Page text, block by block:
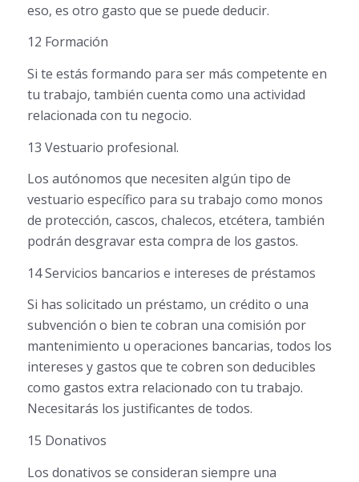
eso, es otro gasto que se puede deducir.
12 Formación
Si te estás formando para ser más competente en
tu trabajo, también cuenta como una actividad
relacionada con tu negocio.
13 Vestuario profesional.
Los autónomos que necesiten algún tipo de
vestuario específico para su trabajo como monos
de protección, cascos, chalecos, etcétera, también
podrán desgravar esta compra de los gastos.
14 Servicios bancarios e intereses de préstamos
Si has solicitado un préstamo, un crédito o una
subvención o bien te cobran una comisión por
mantenimiento u operaciones bancarias, todos los
intereses y gastos que te cobren son deducibles
como gastos extra relacionado con tu trabajo.
Necesitarás los justificantes de todos.
15 Donativos
Los donativos se consideran siempre una